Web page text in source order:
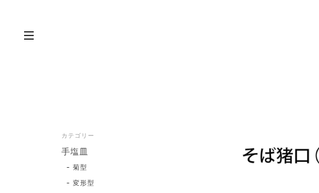
カテゴリー
手塩皿
菊型
変形型